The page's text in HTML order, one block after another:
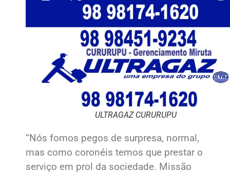
ULTRAGAZ CURURUPU
“Nós fomos pegos de surpresa, normal,
mas como coronéis temos que prestar o
serviço em prol da sociedade. Missão